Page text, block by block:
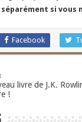
séparément si vous
Facebook
livre de J.K.
!